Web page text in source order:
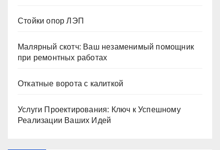
Стойки опор ЛЭП
Малярный скотч: Ваш незаменимый помощник
при ремонтных работах
Откатные ворота с калиткой
Услуги Проектирования: Ключ к Успешному
Реализации Ваших Идей